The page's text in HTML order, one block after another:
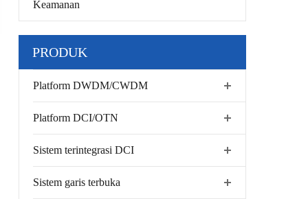
Keamanan
PRODUK
Platform DWDM/CWDM
Platform DCI/OTN
Sistem terintegrasi DCI
Sistem garis terbuka